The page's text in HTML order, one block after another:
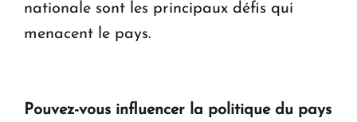
nationale sont les principaux défis qui
menacent le pays.
Pouvez-vous influencer la politique du pays